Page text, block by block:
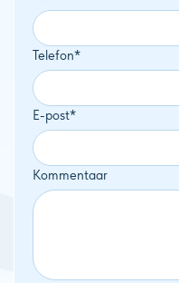
Telefon*
E-post*
Kommentaar